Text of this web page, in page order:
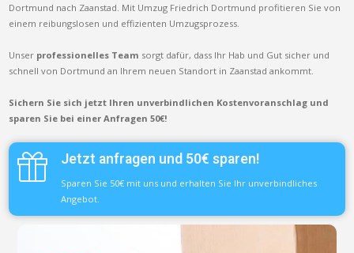
Dortmund nach Zaanstad. Mit Umzug Friedrich Dortmund profitieren Sie von
einem reibungslosen und effizienten Umzugsprozess.
Unser professionelles Team sorgt dafür, dass Ihr Hab und Gut sicher und
schnell von Dortmund an Ihrem neuen Standort in Zaanstad ankommt.
Sichern Sie sich jetzt Ihren unverbindlichen Kostenvoranschlag und
sparen Sie bei einer Anfragen 50€!
Jetzt anfragen und 50€ sparen!
Sparen Sie 50€ mit uns und erhalten Sie Ihr unverbindliches
Angebot.